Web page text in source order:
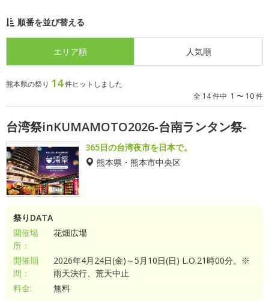
順番を並び替える
エリア順 人気順
熊本県の祭り 14件ヒットしました
全 14 件中 1 〜 10 件
台湾祭inKUMAMOTO2026-台南ランタン祭-
365日の台湾夜市を日本で。
熊本県・熊本市中央区
祭りDATA
開催場
所：
花畑広場
開催期
間：
2026年4月24日(金)～5月10日(日) L.O.21時00分。※
雨天決行、荒天中止
料金:
無料